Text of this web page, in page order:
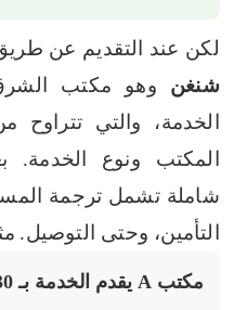
لكن عند التقديم عن
شنغن وهو مكتب
المكتب ونوع
شاملة تشمل ترجمة
التأمين، وحتى التوصيل.
مكتب A يقدم الخدمة بـ 30 دينار بدون حجوزات.